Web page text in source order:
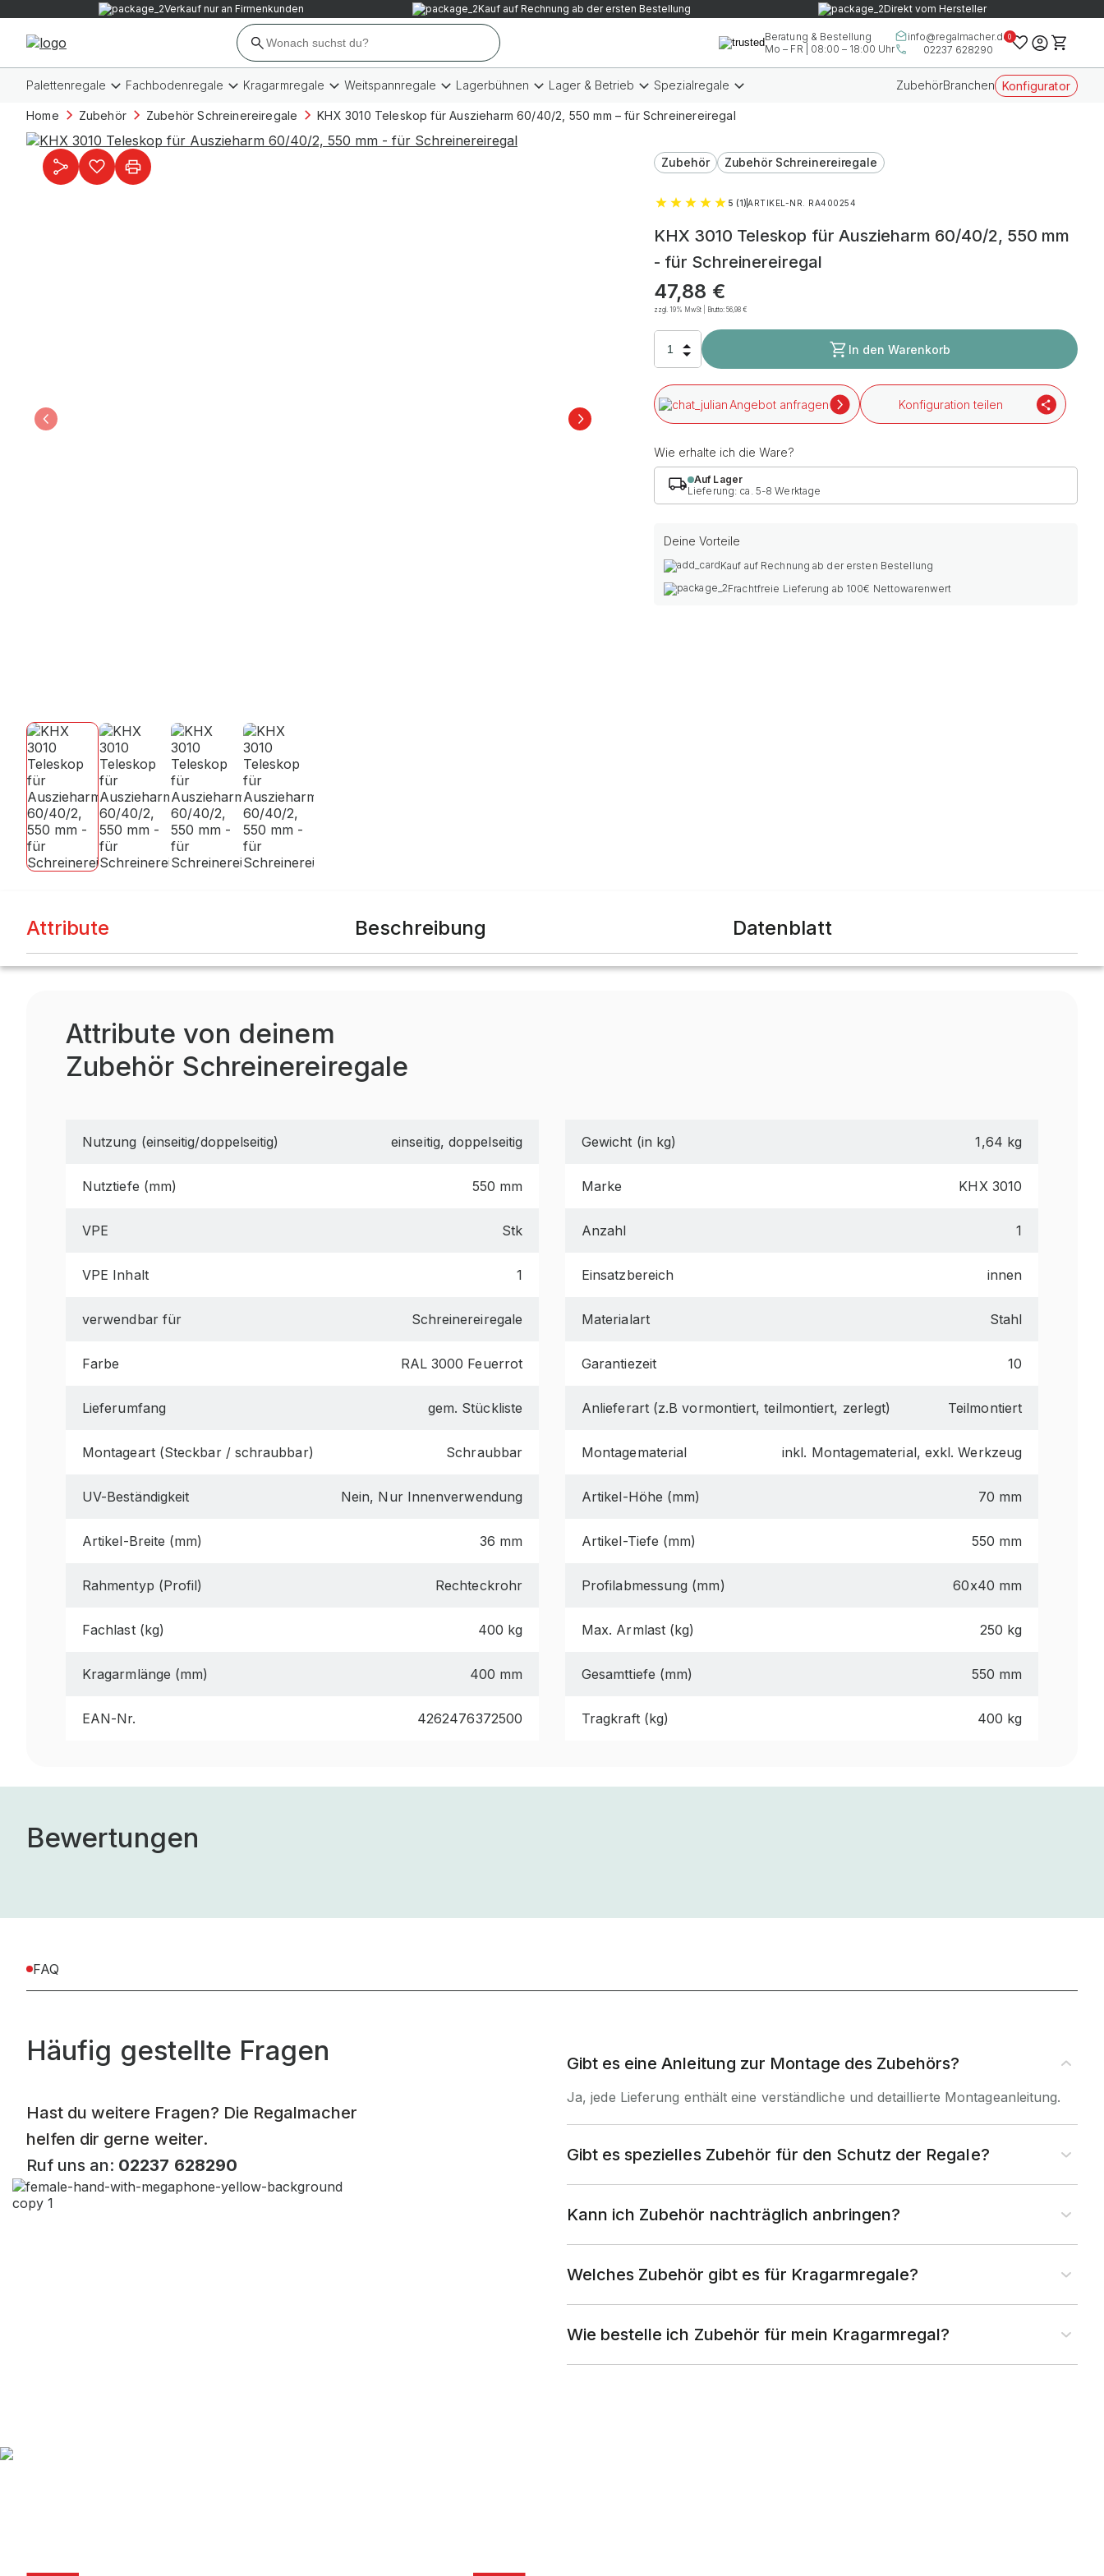
Verkauf nur an Firmenkunden Kauf auf Rechnung ab der ersten Bestellung Direkt vom Hersteller
Beratung & Bestellung
Mo – FR | 08:00 – 18:00 Uhr
info@regalmacher.de
02237 628290
0
Palettenregale Fachbodenregale Kragarmregale Weitspannregale Lagerbühnen Lager & Betrieb Spezialregale ZubehörBranchen Konfigurator
Home Zubehör Zubehör Schreinereiregale KHX 3010 Teleskop für Auszieharm 60/40/2, 550 mm – für Schreinereiregal
Zubehör Zubehör Schreinereiregale
5 (1)ARTIKEL-NR. RA400254
KHX 3010 Teleskop für Auszieharm 60/40/2, 550 mm
- für Schreinereiregal
47,88 €
zzgl. 19% MwSt | Brutto:56,98€
In den Warenkorb
Angebot anfragen Konfiguration teilen
Wie erhalte ich die Ware?
Auf Lager
Lieferung: ca. 5-8 Werktage
Deine Vorteile
Kauf auf Rechnung ab der ersten Bestellung
Frachtfreie Lieferung ab 100€ Nettowarenwert
Attribute Beschreibung Datenblatt
Attribute von deinem
Zubehör Schreinereiregale
Nutzung (einseitig/doppelseitig) einseitig, doppelseitig Gewicht (in kg) 1,64 kg
Nutztiefe (mm) 550 mm Marke KHX 3010
VPE Stk Anzahl 1
VPE Inhalt 1 Einsatzbereich innen
verwendbar für Schreinereiregale Materialart Stahl
Farbe RAL 3000 Feuerrot Garantiezeit 10
Lieferumfang gem. Stückliste Anlieferart (z.B vormontiert, teilmontiert, zerlegt) Teilmontiert
Montageart (Steckbar / schraubbar) Schraubbar Montagematerial inkl. Montagematerial, exkl. Werkzeug
UV-Beständigkeit Nein, Nur Innenverwendung Artikel-Höhe (mm) 70 mm
Artikel-Breite (mm) 36 mm Artikel-Tiefe (mm) 550 mm
Rahmentyp (Profil) Rechteckrohr Profilabmessung (mm) 60x40 mm
Fachlast (kg) 400 kg Max. Armlast (kg) 250 kg
Kragarmlänge (mm) 400 mm Gesamttiefe (mm) 550 mm
EAN-Nr. 4262476372500 Tragkraft (kg) 400 kg
Bewertungen
FAQ
Häufig gestellte Fragen
Hast du weitere Fragen? Die Regalmacher
helfen dir gerne weiter.
Ruf uns an: 02237 628290
Gibt es eine Anleitung zur Montage des Zubehörs?
Ja, jede Lieferung enthält eine verständliche und detaillierte Montageanleitung.
Gibt es spezielles Zubehör für den Schutz der Regale?
Kann ich Zubehör nachträglich anbringen?
Welches Zubehör gibt es für Kragarmregale?
Wie bestelle ich Zubehör für mein Kragarmregal?